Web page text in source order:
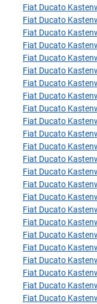
Fiat Ducato
Fiat Ducato
Fiat Ducato
Fiat Ducato
Fiat Ducato
Fiat Ducato
Fiat Ducato
Fiat Ducato
Fiat Ducato
Fiat Ducato
Fiat Ducato
Fiat Ducato
Fiat Ducato
Fiat Ducato
Fiat Ducato
Fiat Ducato
Fiat Ducato
Fiat Ducato
Fiat Ducato
Fiat Ducato
Fiat Ducato
Fiat Ducato
Fiat Ducato
Fiat Ducato